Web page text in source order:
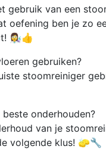
gebruik van een
oefening ben je zo
gebruiken?
stoomreiniger
onderhouden?
van je
volgende klus! 🧽🔧